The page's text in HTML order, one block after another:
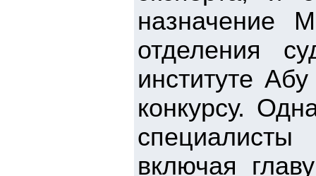
назначение
отделения
институте
конкурсу.
включая